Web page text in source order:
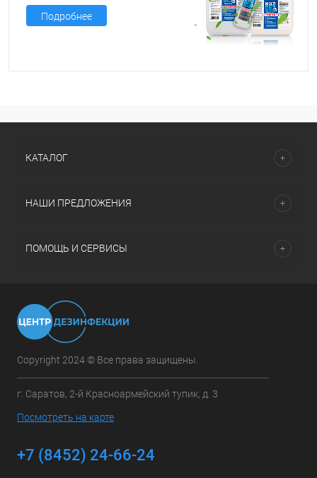
Подробнее
КАТАЛОГ
НАШИ ПРЕДЛОЖЕНИЯ
ПОМОЩЬ И СЕРВИСЫ
Copyright 2024 © Все права защищены.
г. Саратов, 2-й Красноармейский тупик, д. 3
Посмотреть на карте
+7 (8452) 24-66-24